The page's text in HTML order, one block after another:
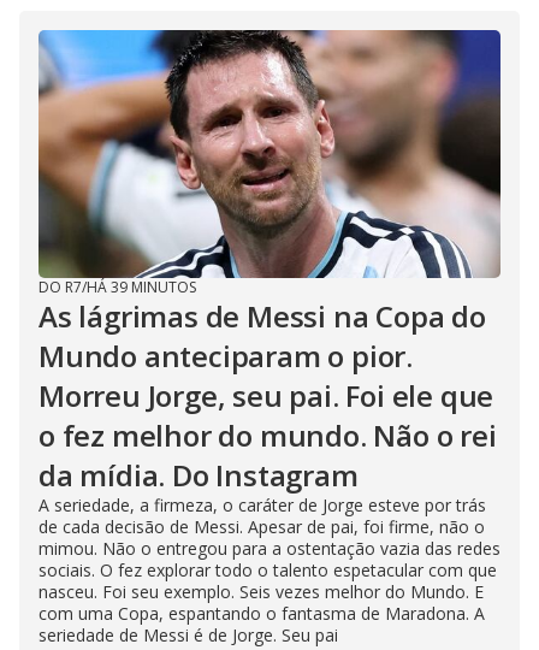
DO R7/HÁ 39 MINUTOS
As lágrimas de Messi na Copa do
Mundo anteciparam o pior.
Morreu Jorge, seu pai. Foi ele que
o fez melhor do mundo. Não o rei
da mídia. Do Instagram
A seriedade, a firmeza, o caráter de Jorge esteve por trás
de cada decisão de Messi. Apesar de pai, foi firme, não o
mimou. Não o entregou para a ostentação vazia das redes
sociais. O fez explorar todo o talento espetacular com que
nasceu. Foi seu exemplo. Seis vezes melhor do Mundo. E
com uma Copa, espantando o fantasma de Maradona. A
seriedade de Messi é de Jorge. Seu pai